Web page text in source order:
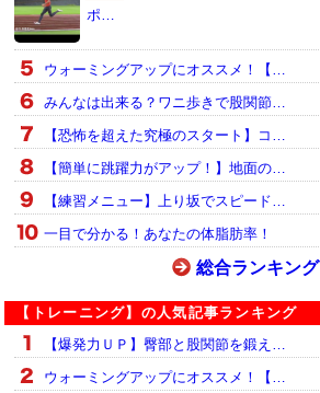
ポ…
ウォーミングアップにオススメ！【…
みんなは出来る？ワニ歩きで股関節…
【恐怖を超えた究極のスタート】コ…
【簡単に跳躍力がアップ！】地面の…
【練習メニュー】上り坂でスピード…
一目で分かる！あなたの体脂肪率！
総合ランキング
【トレーニング】の人気記事ランキング
【爆発力ＵＰ】臀部と股関節を鍛え…
ウォーミングアップにオススメ！【…